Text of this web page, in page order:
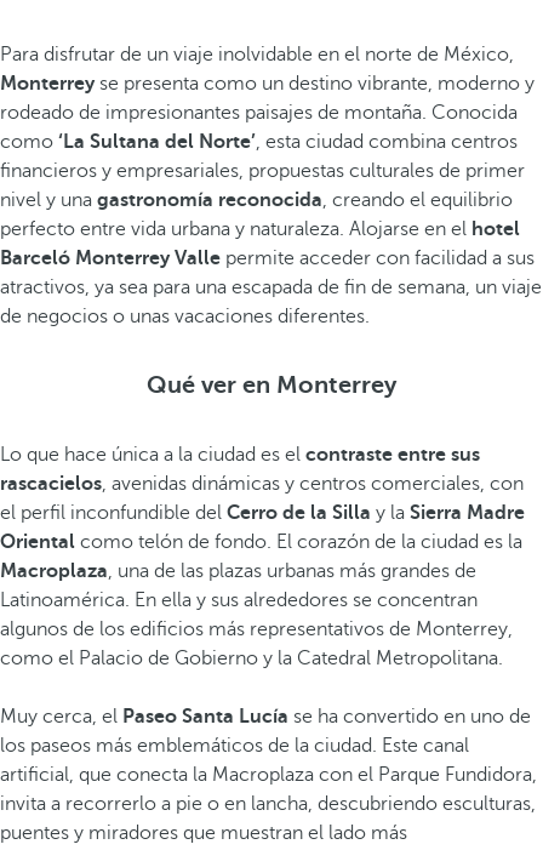
Para disfrutar de un viaje inolvidable en el norte de México,
Monterreyse presenta como un destino vibrante, moderno y
rodeado de impresionantes paisajes de montaña. Conocida
como ‘La Sultana del Norte’, esta ciudad combina centros
financieros y empresariales, propuestas culturales de primer
nivel y una gastronomía reconocida, creando el equilibrio
perfecto entre vida urbana y naturaleza. Alojarse en el hotel
Barceló Monterrey Valle permite acceder con facilidad a sus
atractivos, ya sea para una escapada de fin de semana, un viaje
de negocios o unas vacaciones diferentes.
Qué ver en Monterrey
Lo que hace única a la ciudad es el contraste entre sus
rascacielos, avenidas dinámicas y centros comerciales, con
el perfil inconfundible del Cerro de la Silla y la Sierra Madre
Oriental como telón de fondo. El corazón de la ciudad es la
Macroplaza, una de las plazas urbanas más grandes de
Latinoamérica. En ella y sus alrededores se concentran
algunos de los edificios más representativos de Monterrey,
como el Palacio de Gobierno y la Catedral Metropolitana.
Muy cerca, el Paseo Santa Lucía se ha convertido en uno de
los paseos más emblemáticos de la ciudad. Este canal
artificial, que conecta la Macroplaza con el Parque Fundidora,
invita a recorrerlo a pie o en lancha, descubriendo esculturas,
puentes y miradores que muestran el lado más